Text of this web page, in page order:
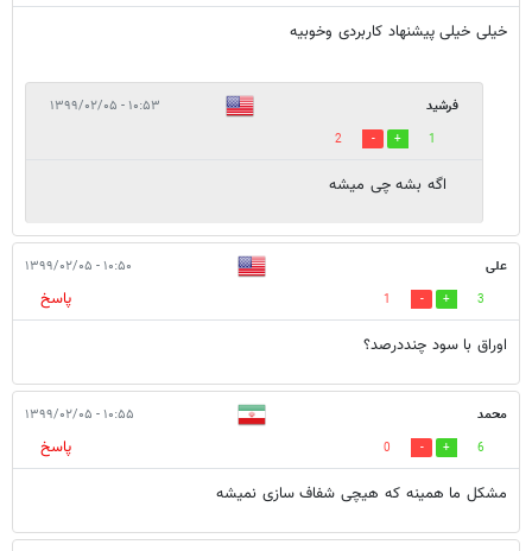
خیلی خیلی پیشنهاد کاربردی و‌خوبیه
فرشید ۱۰:۵۳ - ۱۳۹۹/۰۲/۰۵
1
2
اگه بشه چی میشه
علی ۱۰:۵۰ - ۱۳۹۹/۰۲/۰۵
3
1
پاسخ
اوراق با سود چنددرصد؟
محمد ۱۰:۵۵ - ۱۳۹۹/۰۲/۰۵
6
0
پاسخ
مشکل ما همینه که هیچی شفاف سازی نمیشه